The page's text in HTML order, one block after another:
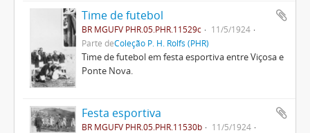
Time de futebol
BR MGUFV PHR.05.PHR.11529c
11/5/1924
Parte deColeção P. H. Rolfs (PHR)
Time de futebol em festa esportiva entre Viçosa e
Ponte Nova.
Festa esportiva
BR MGUFV PHR.05.PHR.11530b
11/5/1924